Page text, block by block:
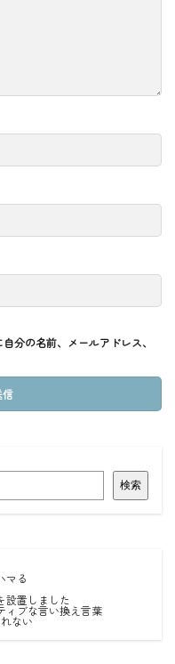
分の名前、メールアドレス、
検索
マる
設置しました
ィブな言い換え言葉
ない